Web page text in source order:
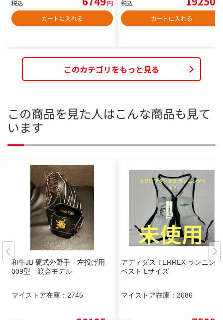
税込
円
カートに入れる
税込
カートに入れる
このカテゴリをもっと見る
この商品を見た人はこんな商品も見て
います
和牛JB 硬式外野手 左投げ用
009型 渡会モデル
マイストア在庫： 2745
アディダス TERREX ランニング
ベスト Lサイズ
マイストア在庫： 2686